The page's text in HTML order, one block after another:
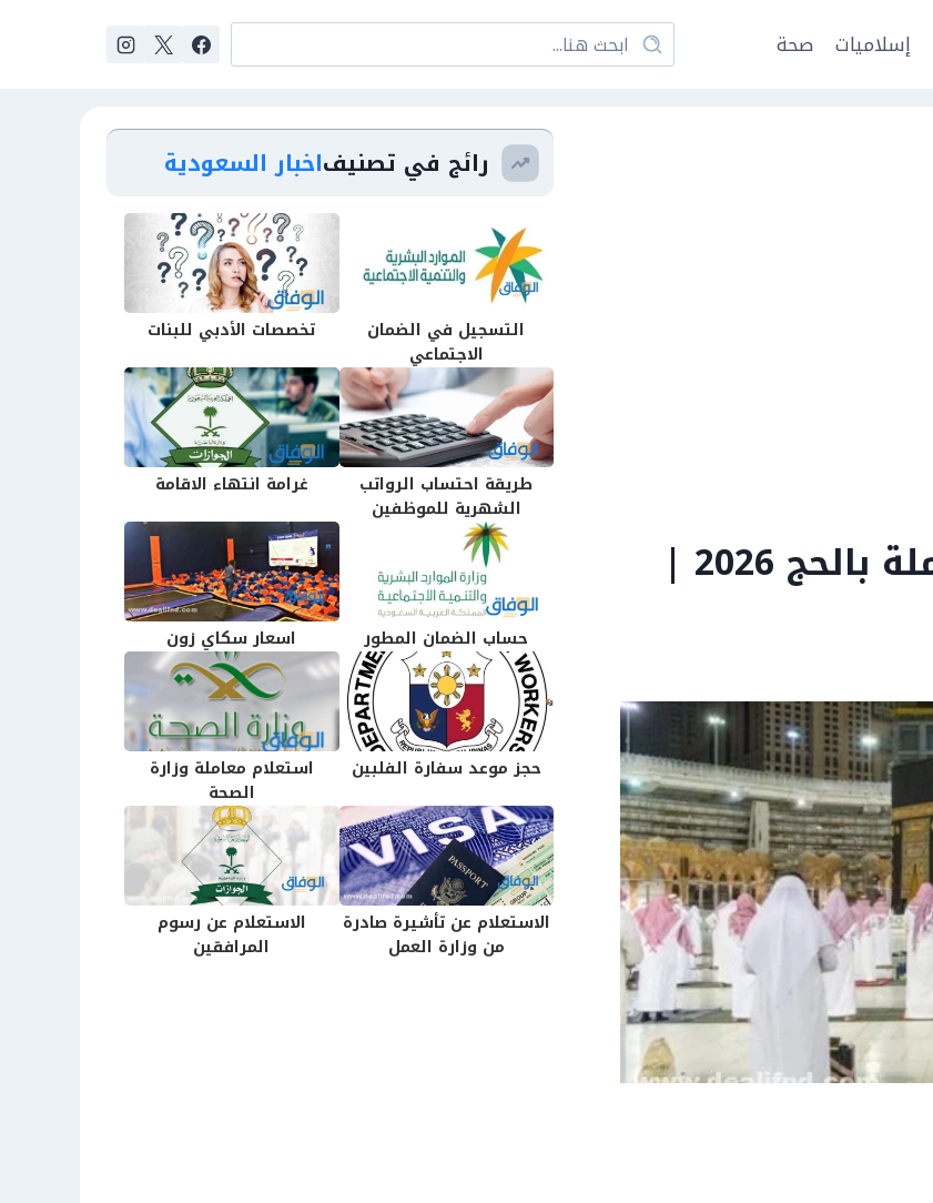
إسلاميات صحة
أحدث | وظائف القوى العاملة بالحج 2026 |
رائج في تصنيفاخبار السعودية
التسجيل في الضمان
الاجتماعي
تخصصات الأدبي للبنات
طريقة احتساب الرواتب
الشهرية للموظفين
غرامة انتهاء الاقامة
حساب الضمان المطور اسعار سكاي زون
حجز موعد سفارة الفلبين
استعلام معاملة وزارة
الصحة
الاستعلام عن تأشيرة صادرة
من وزارة العمل
الاستعلام عن رسوم
المرافقين